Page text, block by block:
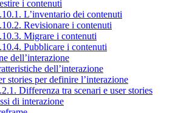
i contenuti
L’inventario dei contenuti
Revisionare i contenuti
Migrare i contenuti
Pubblicare i contenuti
dell’interazione
dell’interazione
stories per definire l’interazione
Differenza tra scenari e user stories
di interazione